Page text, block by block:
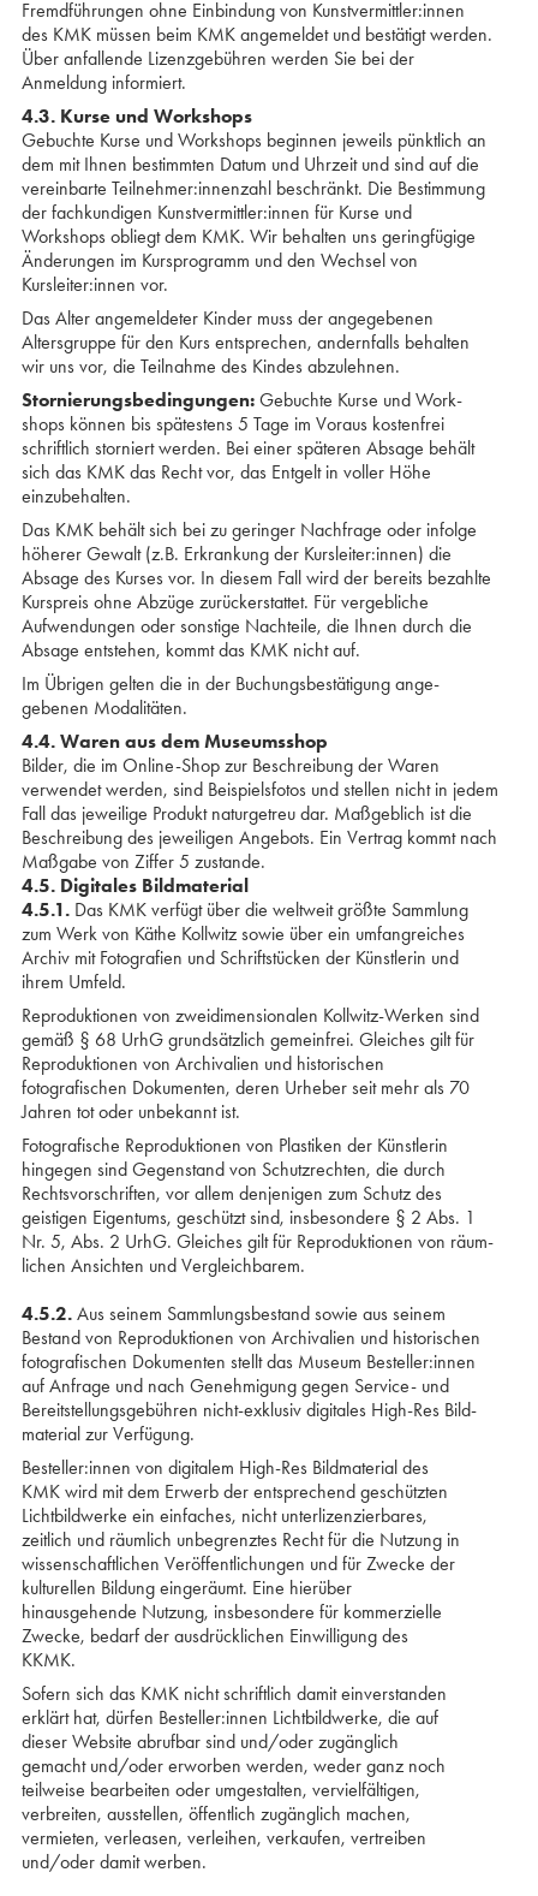
Fremdführungen ohne Einbindung von Kunst­vermittler:innen
des KMK müssen beim KMK angemeldet und bestätigt werden.
Über anfallende Lizenzgebühren werden Sie bei der
Anmeldung informiert.
4.3. Kurse und Workshops
Gebuchte Kurse und Workshops beginnen jeweils pünktlich an
dem mit Ihnen bestimmten Datum und Uhrzeit und sind auf die
vereinbarte Teilnehmer:innenzahl beschränkt. Die Bestimmung
der fachkundigen Kunstvermittler:innen für Kurse und
Workshops obliegt dem KMK. Wir behalten uns geringfügige
Änderungen im Kursprogramm und den Wechsel von
Kursleiter:innen vor.
Das Alter angemeldeter Kinder muss der angegebenen
Altersgruppe für den Kurs entsprechen, andernfalls behalten
wir uns vor, die Teilnahme des Kindes abzulehnen.
Stornierungsbedingungen:Gebuchte Kurse und Work­
shops können bis spätestens 5 Tage im Voraus kostenfrei
schriftlich storniert werden. Bei einer späteren Absage behält
sich das KMK das Recht vor, das Entgelt in voller Höhe
einzubehalten.
Das KMK behält sich bei zu geringer Nachfrage oder infolge
höherer Gewalt (z.B. Erkrankung der Kursleiter:innen) die
Absage des Kurses vor. In diesem Fall wird der bereits bezahlte
Kurspreis ohne Abzüge zurückerstattet. Für vergebliche
Aufwendungen oder sonstige Nachteile, die Ihnen durch die
Absage entstehen, kommt das KMK nicht auf.
Im Übrigen gelten die in der Buchungsbestätigung ange­
gebenen Modalitäten.
4.4. Waren aus dem Museumsshop
Bilder, die im Online-Shop zur Beschreibung der Waren
verwendet werden, sind Beispielsfotos und stellen nicht in jedem
Fall das jeweilige Produkt naturgetreu dar. Maßgeblich ist die
Beschreibung des jeweiligen Angebots. Ein Vertrag kommt nach
Maßgabe von Ziffer 5 zustande.
4.5. Digitales Bildmaterial
4.5.1. Das KMK verfügt über die weltweit größte Sammlung
zum Werk von Käthe Kollwitz sowie über ein umfangreiches
Archiv mit Fotografien und Schriftstücken der Künstlerin und
ihrem Umfeld.
Reproduktionen von zweidimensionalen Kollwitz-Werken sind
gemäß § 68 UrhG grundsätzlich gemeinfrei. Gleiches gilt für
Reproduktionen von Archivalien und historischen
fotografischen Dokumenten, deren Urheber seit mehr als 70
Jahren tot oder unbekannt ist.
Fotografische Reproduktionen von Plastiken der Künstlerin
hingegen sind Gegenstand von Schutz­rechten, die durch
Rechtsvorschriften, vor allem denjenigen zum Schutz des
geistigen Eigentums, geschützt sind, insbesondere § 2 Abs. 1
Nr. 5, Abs. 2 UrhG. Gleiches gilt für Reproduktionen von räum­
lichen Ansichten und Vergleichbarem.
4.5.2.Aus seinem Sammlungsbestand sowie aus seinem
Bestand von Reproduktionen von Archivalien und historischen
fotografischen Dokumenten stellt das Museum Besteller:innen
auf Anfrage und nach Genehmigung gegen Service- und
Bereit­stellungs­gebühren nicht-exklusiv digitales High-Res Bild­
material zur Verfügung.
Besteller:innen von digitalem High-Res Bildmaterial des
KMK wird mit dem Erwerb der entsprechend geschützten
Lichtbildwerke ein einfaches, nicht unter­lizenzierbares,
zeitlich und räumlich unbegrenztes Recht für die Nutzung in
wissenschaftlichen Ver­öffentlichungen und für Zwecke der
kulturellen Bildung eingeräumt. Eine hierüber
hinausgehende Nutzung, insbesondere für kommerzielle
Zwecke, bedarf der ausdrücklichen Einwilligung des
KKMK.
Sofern sich das KMK nicht schriftlich damit ein­verstanden
erklärt hat, dürfen Besteller:innen Lichtbildwerke, die auf
dieser Website abrufbar sind und/oder zugänglich
gemacht und/oder erworben werden, weder ganz noch
teilweise bearbeiten oder umgestalten, vervielfältigen,
verbreiten, ausstellen, öffentlich zugänglich machen,
vermieten, verleasen, verleihen, verkaufen, vertreiben
und/oder damit werben.